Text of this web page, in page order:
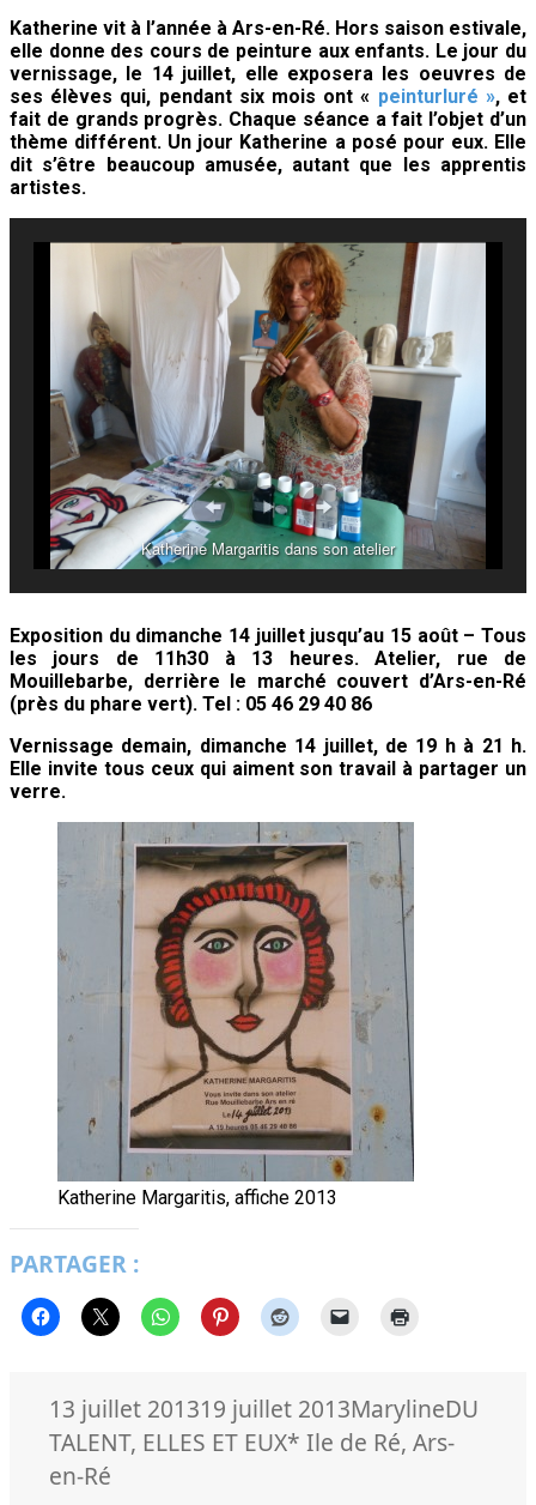
Katherine vit à l’année à Ars-en-Ré. Hors saison estivale,
elle donne des cours de peinture aux enfants. Le jour du
vernissage, le 14 juillet, elle exposera les oeuvres de
ses élèves qui, pendant six mois ont « peinturluré », et
fait de grands progrès. Chaque séance a fait l’objet d’un
thème différent. Un jour Katherine a posé pour eux. Elle
dit s’être beaucoup amusée, autant que les apprentis
artistes.
Katherine Margaritis dans son atelier
Exposition du dimanche 14 juillet jusqu’au 15 août – Tous
les jours de 11h30 à 13 heures. Atelier, rue de
Mouillebarbe, derrière le marché couvert d’Ars-en-Ré
(près du phare vert). Tel : 05 46 29 40 86
Vernissage demain, dimanche 14 juillet, de 19 h à 21 h.
Elle invite tous ceux qui aiment son travail à partager un
verre.
Katherine Margaritis, affiche 2013
PARTAGER :
Publié
le
13 juillet 201319 juillet 2013Auteur
MarylineDU
TALENT, ELLES ET EUXMots-
* Ile de Ré,Ars-
en-Ré